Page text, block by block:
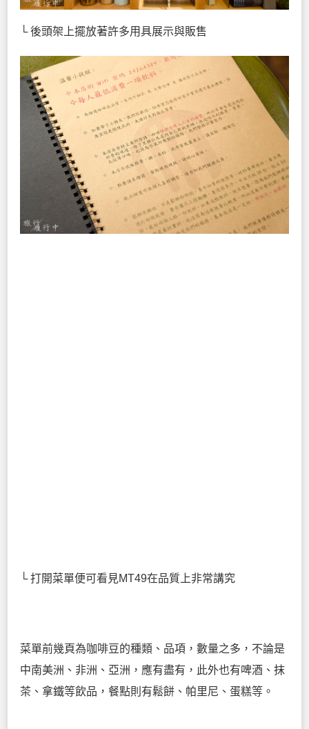
└ 後頭架上擺放著許多用具展示與販售
└ 打開菜單便可看見MT49在品質上非常講究
菜單前幾頁為咖啡豆的種類、品項，數量之多，不論是
中南美洲、非洲、亞洲，應有盡有，此外也有啤酒、抹
茶、拿鐵等飲品，餐點則有鬆餅、帕里尼、蛋糕等。